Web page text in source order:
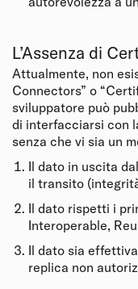
L’Assenza di
Attualmente, non
Connectors” o
sviluppatore può
di interfacciarsi con
senza che vi sia un
Il dato in uscita
il transito
Il dato rispetti i
Interoperable,
Il dato sia
replica non